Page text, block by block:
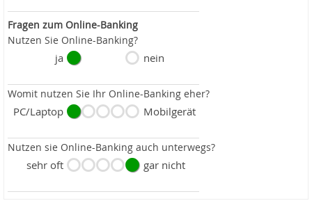
Fragen zum Online-Banking
Nutzen Sie Online-Banking?
ja nein
Womit nutzen Sie Ihr Online-Banking eher?
PC/Laptop Mobilgerät
Nutzen sie Online-Banking auch unterwegs?
sehr oft gar nicht